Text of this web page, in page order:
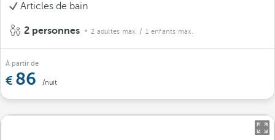
Articles de bain
2 personnes 2 adultes max. / 1 enfants max.
À partir de
86 /nuit